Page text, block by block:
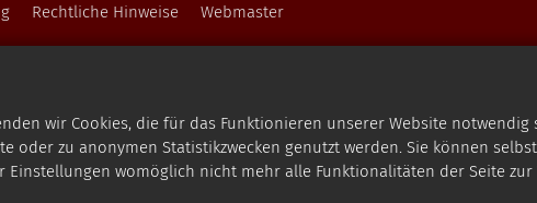
wir Cookies, die für das Funktionieren unserer Website notwendig
oder zu anonymen Statistikzwecken genutzt werden. Sie können
Einstellungen womöglich nicht mehr alle Funktionalitäten der Seite
Rechtliche Hinweise Webmaster